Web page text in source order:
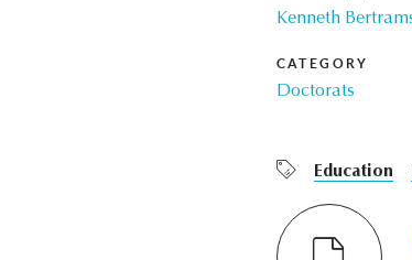
Kenneth
CATEGORY
Doctorats
Education